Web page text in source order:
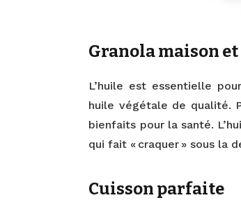
Granola maison
L’huile est essentielle
huile végétale de qualité.
bienfaits pour la santé.
qui fait « craquer » sous la
Cuisson parfaite